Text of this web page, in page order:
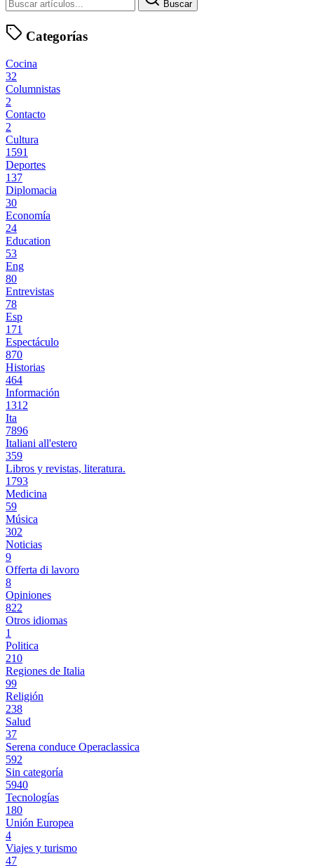
Buscar
Categorías
Cocina
32
Columnistas
2
Contacto
2
Cultura
1591
Deportes
137
Diplomacia
30
Economía
24
Education
53
Eng
80
Entrevistas
78
Esp
171
Espectáculo
870
Historias
464
Información
1312
Ita
7896
Italiani all'estero
359
Libros y revistas, literatura.
1793
Medicina
59
Música
302
Noticias
9
Offerta di lavoro
8
Opiniones
822
Otros idiomas
1
Politica
210
Regiones de Italia
99
Religión
238
Salud
37
Serena conduce Operaclassica
592
Sin categoría
5940
Tecnologías
180
Unión Europea
4
Viajes y turismo
47